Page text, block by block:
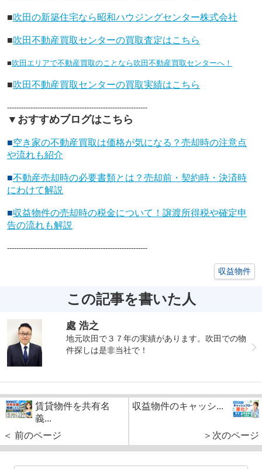
■吹田の新築住宅なら昭和ハウジングセンター株式会社
■吹田不動産買取センターの買取査定はこちら
■吹田エリアで不動産買取のことなら吹田不動産買取センターへ！
■吹田不動産買取センターの買取実績はこちら
------------------------------------------------------------
▼おすすめブログはこちら
■空き家の不動産買取は価格が気になる？売却時の注意点
や流れも紹介
■不動産売却時の必要書類とは？売却前・契約時・決済時
にわけて解説
■収益物件の売却時の税金について！譲渡所得税や確定申
告の流れも解説
------------------------------------------------------------
収益物件
この記事を書いた人
處 浩之
地元吹田で３７年の実績があります。吹田での物
件探しは是非当社で！
賃貸物件を共有名
義...
＜ 前のページ
収益物件のキャッシ...
＞次のページ